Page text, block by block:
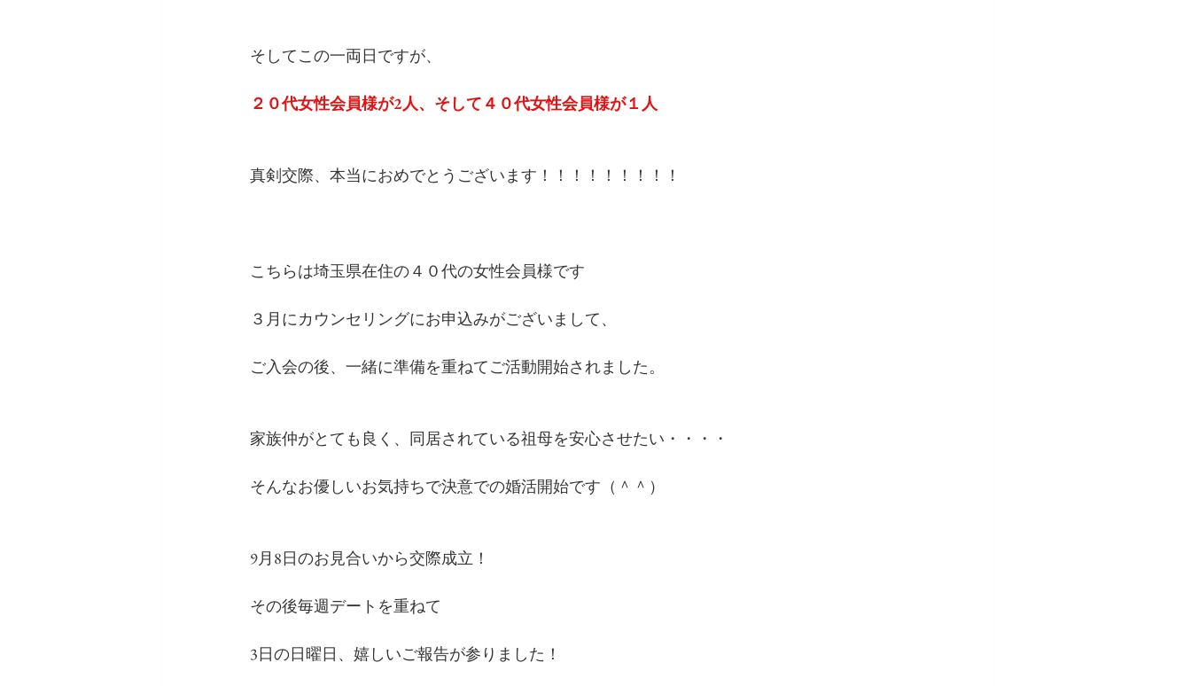
そしてこの一両日ですが、
２０代女性会員様が2人、そして４０代女性会員様が１人
真剣交際、本当におめでとうございます！！！！！！！！！
こちらは埼玉県在住の４０代の女性会員様です
３月にカウンセリングにお申込みがございまして、
ご入会の後、一緒に準備を重ねてご活動開始されました。
家族仲がとても良く、同居されている祖母を安心させたい・・・・
そんなお優しいお気持ちで決意での婚活開始です（＾＾）
9月8日のお見合いから交際成立！
その後毎週デートを重ねて
3日の日曜日、嬉しいご報告が参りました！